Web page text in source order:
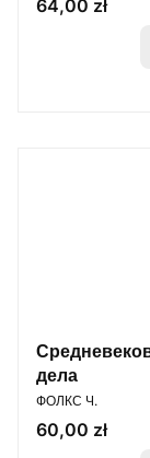
Цена
64,00 zł
дела
ПРОИЗВОДИТЕЛЬ
ФОЛКС Ч.
Цена
60,00 zł